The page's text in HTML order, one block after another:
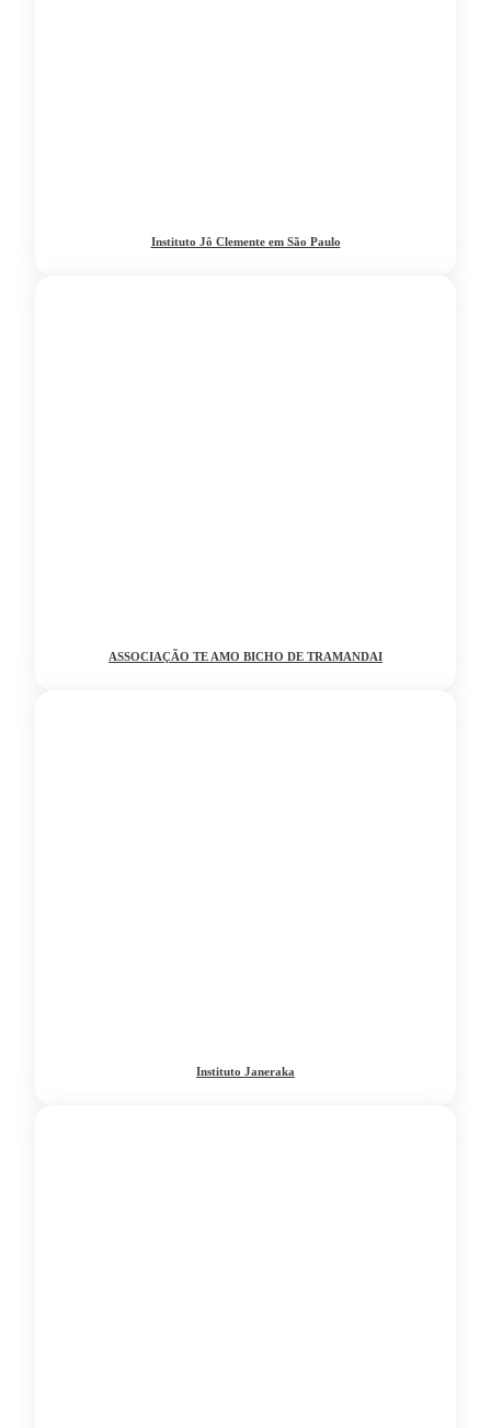
Instituto Jô Clemente em São Paulo
ASSOCIAÇÃO TE AMO BICHO DE TRAMANDAI
Instituto Janeraka